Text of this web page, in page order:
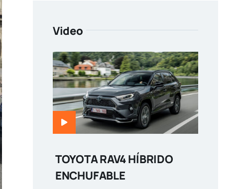
Video
TOYOTA RAV4 HÍBRIDO
ENCHUFABLE